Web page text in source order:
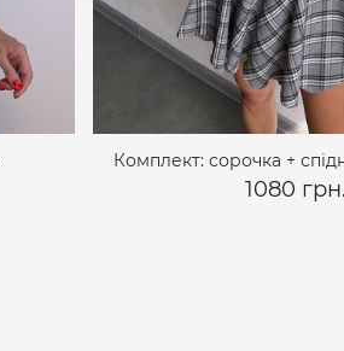
Комплект: сорочка +
1080 грн.